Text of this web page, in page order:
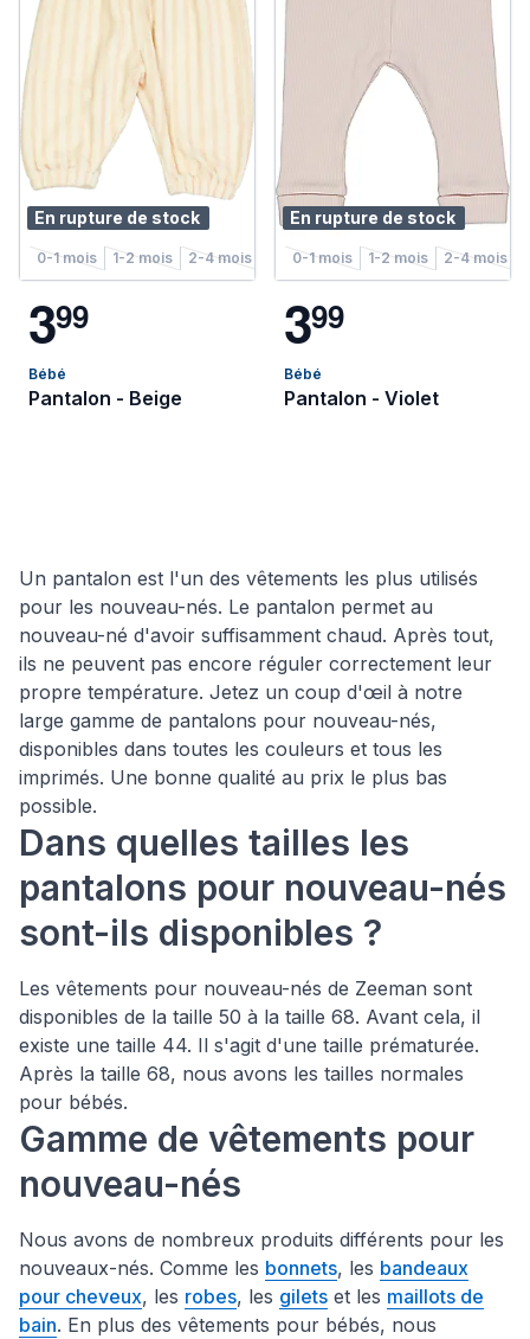
En rupture de stock
0-1 mois 1-2 mois 2-4 mois 4-6 mois
399
Bébé
Pantalon - Beige
En rupture de stock
0-1 mois 1-2 mois 2-4 mois
399
Bébé
Pantalon - Violet
Un pantalon est l'un des vêtements les plus utilisés
pour les nouveau-nés. Le pantalon permet au
nouveau-né d'avoir suffisamment chaud. Après tout,
ils ne peuvent pas encore réguler correctement leur
propre température. Jetez un coup d'œil à notre
large gamme de pantalons pour nouveau-nés,
disponibles dans toutes les couleurs et tous les
imprimés. Une bonne qualité au prix le plus bas
possible.
Dans quelles tailles les
pantalons pour nouveau-nés
sont-ils disponibles ?
Les vêtements pour nouveau-nés de Zeeman sont
disponibles de la taille 50 à la taille 68. Avant cela, il
existe une taille 44. Il s'agit d'une taille prématurée.
Après la taille 68, nous avons les tailles normales
pour bébés.
Gamme de vêtements pour
nouveau-nés
Nous avons de nombreux produits différents pour les
nouveaux-nés. Comme les bonnets, les bandeaux
pour cheveux, les robes, les gilets et les maillots de
bain. En plus des vêtements pour bébés, nous